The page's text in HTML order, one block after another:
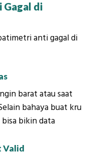
Gagal di
anti gagal di
barat atau saat
bahaya buat kru
bikin data
Valid